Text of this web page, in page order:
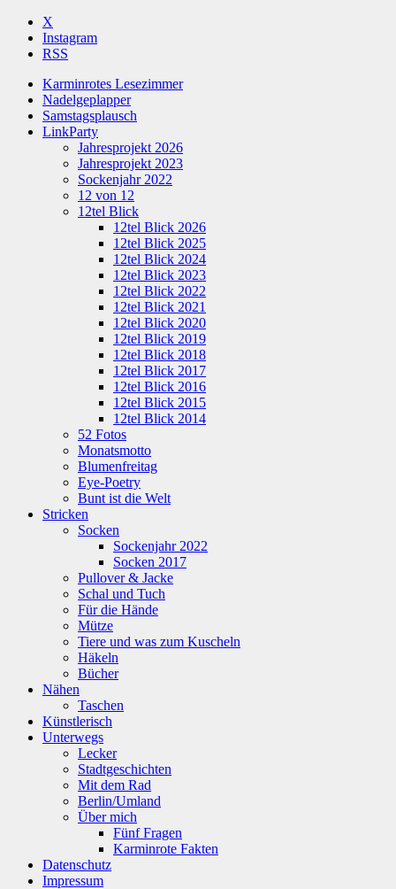
X
Instagram
RSS
Karminrotes Lesezimmer
Nadelgeplapper
Samstagsplausch
LinkParty
Jahresprojekt 2026
Jahresprojekt 2023
Sockenjahr 2022
12 von 12
12tel Blick
12tel Blick 2026
12tel Blick 2025
12tel Blick 2024
12tel Blick 2023
12tel Blick 2022
12tel Blick 2021
12tel Blick 2020
12tel Blick 2019
12tel Blick 2018
12tel Blick 2017
12tel Blick 2016
12tel Blick 2015
12tel Blick 2014
52 Fotos
Monatsmotto
Blumenfreitag
Eye-Poetry
Bunt ist die Welt
Stricken
Socken
Sockenjahr 2022
Socken 2017
Pullover & Jacke
Schal und Tuch
Für die Hände
Mütze
Tiere und was zum Kuscheln
Häkeln
Bücher
Nähen
Taschen
Künstlerisch
Unterwegs
Lecker
Stadtgeschichten
Mit dem Rad
Berlin/Umland
Über mich
Fünf Fragen
Karminrote Fakten
Datenschutz
Impressum